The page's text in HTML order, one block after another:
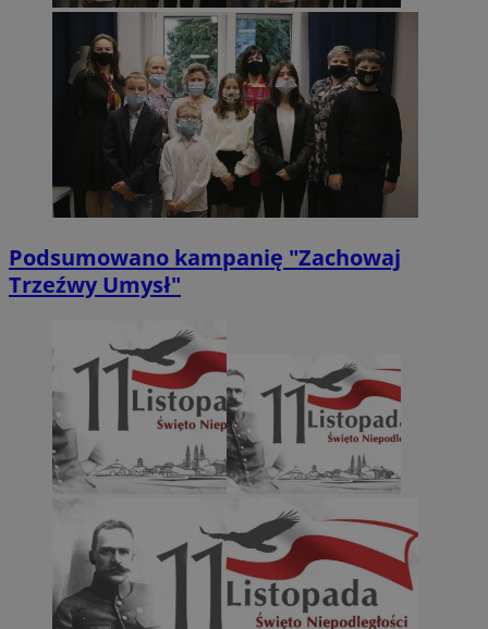
Podsumowano kampanię "Zachowaj
Trzeźwy Umysł"